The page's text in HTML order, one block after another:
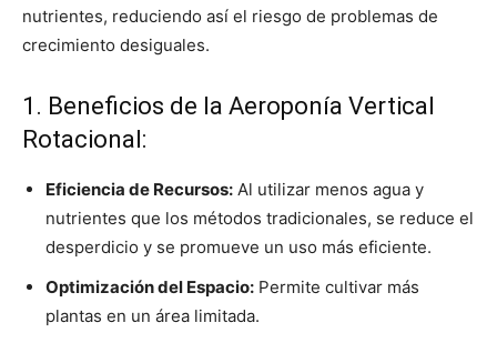
nutrientes, reduciendo así el riesgo de problemas de
crecimiento desiguales.
1. Beneficios de la Aeroponía Vertical
Rotacional:
Eficiencia de Recursos: Al utilizar menos agua y
nutrientes que los métodos tradicionales, se reduce el
desperdicio y se promueve un uso más eficiente.
Optimización del Espacio: Permite cultivar más
plantas en un área limitada.